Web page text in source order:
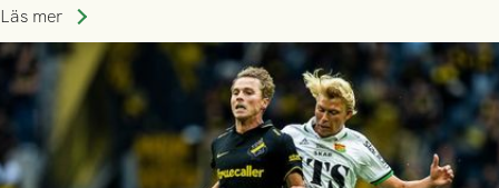
spelas den tredje kvalomgången kort därpå. Motståndare blir
då vinnaren i mötet mellan isländska Valur och HŠK Zrinjski
Mostar från Bosnien och Hercegovina.
Läs mer